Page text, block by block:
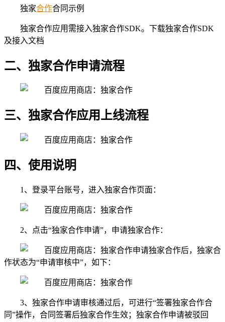
独家合作合同示例
独家合作应用需接入独家合作SDK。下载独家合作SDK
及接入文档
二、独家合作申请流程
三、独家合作应用上线流程
四、使用说明
1、登录平台账号，进入独家合作页面：
2、点击“独家合作申请”，申请独家合作：
申请独家合作后，独家合
作状态为“申请审核中”，如下：
3、独家合作申请审核通过后，可进行“签署独家合作合
同”操作，合同签署后独家合作生效；独家合作申请被驳回